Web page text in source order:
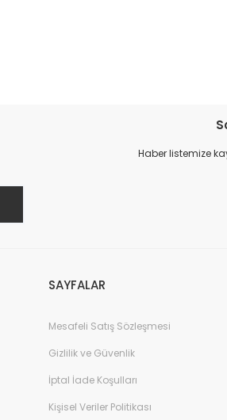
Haber listemize
SAYFALAR
Mesafeli Satış Sözleşmesi
Gizlilik ve Güvenlik
İptal İade Koşulları
Kişisel Veriler Politikası